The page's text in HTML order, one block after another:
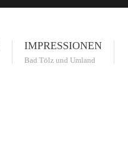
IMPRESSIONEN
Bad Tölz und Umland